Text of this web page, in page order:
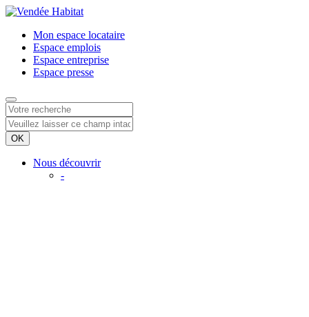
Mon espace locataire
Espace emplois
Espace entreprise
Espace presse
Nous découvrir
-